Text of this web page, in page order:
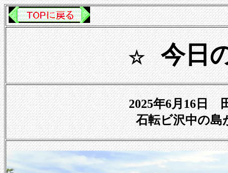
☆今日
2025年6月16日
石転ビ沢中の島